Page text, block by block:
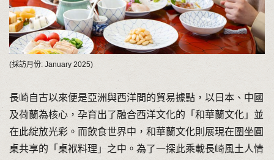
(採訪月份: January 2025)
長崎自古以來便是亞洲與西洋間的貿易據點，以日本、中國
及荷蘭為核心，孕育出了融合西洋文化的「和華蘭文化」並
在此綻放光彩。而飲食世界中，和華蘭文化則展現在圍坐圓
桌共享的「桌袱料理」之中。為了一探此乘載長崎風土人情